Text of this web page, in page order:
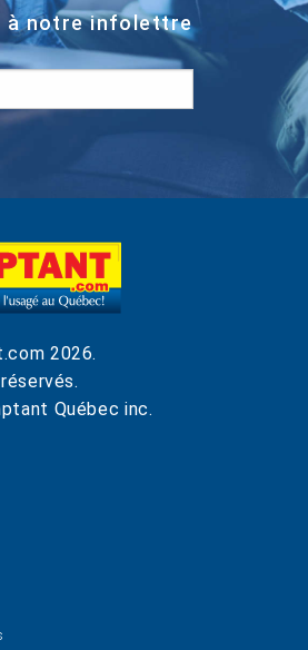
à notre infolettre
2026.
Québec inc.